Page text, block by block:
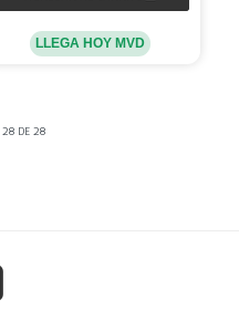
LLEGA HOY MVD
28DE 28